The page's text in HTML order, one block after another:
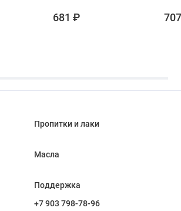
681 ₽
Пропитки и лаки
Масла
Поддержка
+7 903 798-78-96